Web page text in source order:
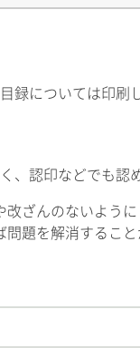
については印刷
、認印などでも認
ざんのないよう
題を解消すること